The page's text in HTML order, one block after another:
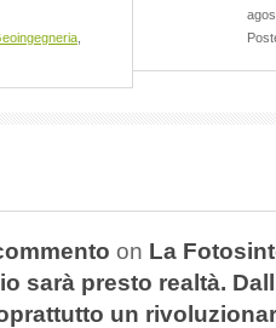
on La
sarà presto realtà.
un